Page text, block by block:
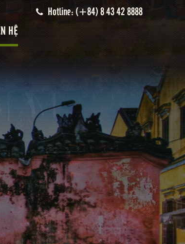
Hotline: (+84) 8 43 42 8888
HỆ